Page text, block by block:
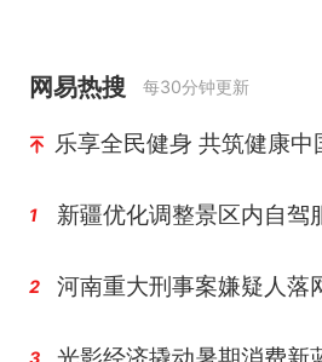
网易热搜 每30分钟更新
乐享全民健身 共筑健康中
1 新疆优化调整景区内自驾
2 河南重大刑事案嫌疑人落
3